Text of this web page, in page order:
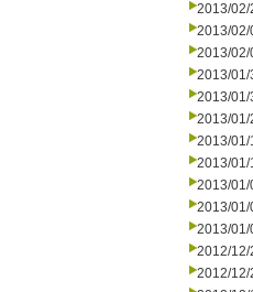
2013/02/
2013/02/
2013/02/
2013/01/
2013/01/
2013/01/
2013/01/
2013/01/
2013/01/
2013/01/
2013/01/
2012/12/
2012/12/